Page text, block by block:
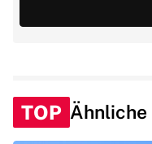
TOP Ähnliche